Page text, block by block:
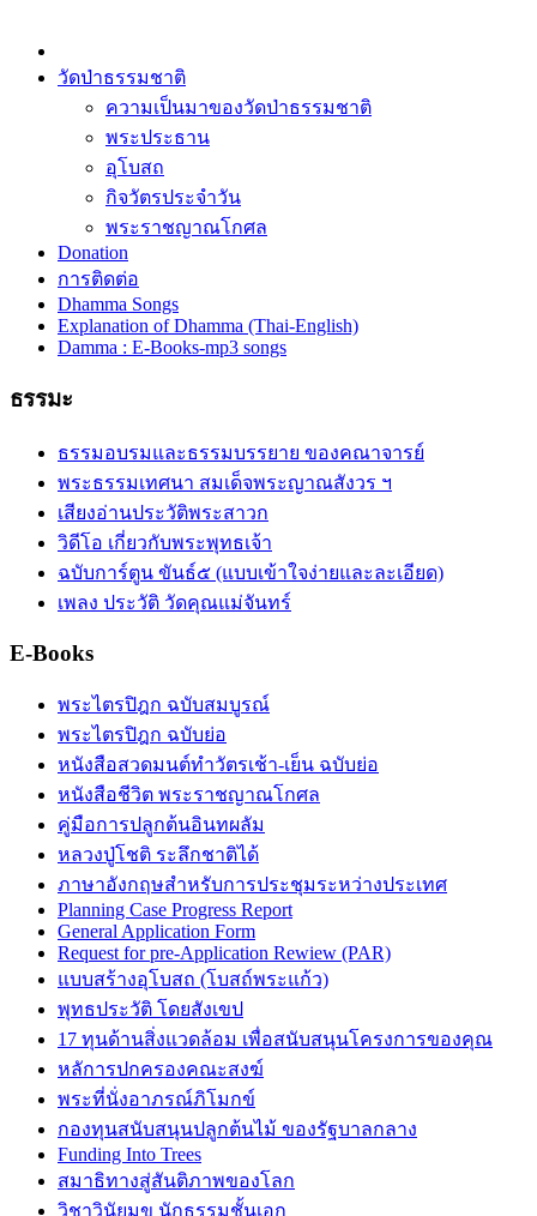
วัดป่าธรรมชาติ
ความเป็นมาของวัดป่าธรรมชาติ
พระประธาน
อุโบสถ
กิจวัตรประจำวัน
พระราชญาณโกศล
Donation
การติดต่อ
Dhamma Songs
Explanation of Dhamma (Thai-English)
Damma : E-Books-mp3 songs
ธรรมะ
ธรรมอบรมและธรรมบรรยาย ของคณาจารย์
พระธรรมเทศนา สมเด็จพระญาณสังวร ฯ
เสียงอ่านประวัติพระสาวก
วิดีโอ เกี่ยวกับพระพุทธเจ้า
ฉบับการ์ตูน ขันธ์๕ (แบบเข้าใจง่ายและละเอียด)
เพลง ประวัติ วัดคุณแม่จันทร์
E-Books
พระไตรปิฎก ฉบับสมบูรณ์
พระไตรปิฎก ฉบับย่อ
หนังสือสวดมนต์ทำวัตรเช้า-เย็น ฉบับย่อ
หนังสือชีวิต พระราชญาณโกศล
คู่มือการปลูกต้นอินทผลัม
หลวงปู่โชติ ระลึกชาติได้
ภาษาอังกฤษสำหรับการประชุมระหว่างประเทศ
Planning Case Progress Report
General Application Form
Request for pre-Application Rewiew (PAR)
แบบสร้างอุโบสถ (โบสถ์พระแก้ว)
พุทธประวัติ โดยสังเขป
17 ทุนด้านสิ่งแวดล้อม เพื่อสนับสนุนโครงการของคุณ
หลัการปกครองคณะสงฆ์
พระที่นั่งอาภรณ์ภิโมกข์
กองทุนสนับสนุนปลูกต้นไม้ ของรัฐบาลกลาง
Funding Into Trees
สมาธิทางสู่สันติภาพของโลก
วิชาวินัยมุข นักธรรมชั้นเอก